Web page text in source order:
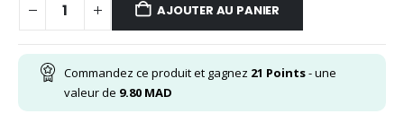
AJOUTER AU PANIER
Commandez ce produit et gagnez 21 Points- une
valeur de 9.80 MAD